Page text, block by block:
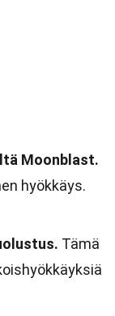
Moonblast.
hyökkäys.
Tämä